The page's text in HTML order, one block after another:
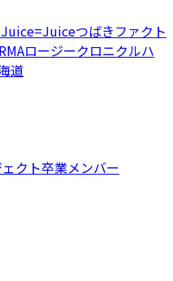
Juice=Juiceつばきファクト
ロージークロニクルハ
道
クト卒業メンバー